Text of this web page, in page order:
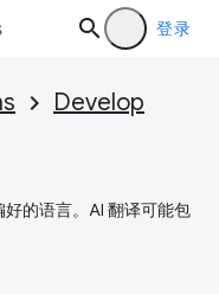
登录
Develop
的语言。AI 翻译可能包